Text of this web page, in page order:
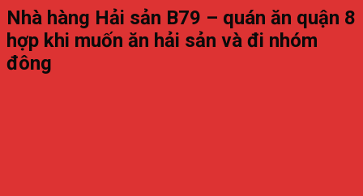
Nhà hàng Hải sản B79 – quán ăn quận 8
hợp khi muốn ăn hải sản và đi nhóm
đông